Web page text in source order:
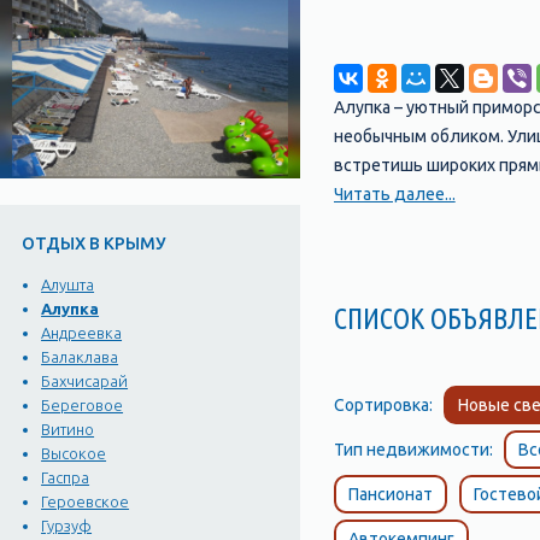
ОТДЫХ В КРЫМУ
Алушта
Алупка
Андреевка
Балаклава
Бахчисарай
Береговое
Витино
Высокое
Гаспра
Героевское
Гурзуф
Алупка – уютный
необычным обликом.
встретишь широких
месте Крыма несложно
Крымского
воздух.
идеальной для
- привлекает около
Туристический бизнес
клубы, дискотеки.
ценителей искусства
Читать далее...
СПИСОК
Сортировка: Новые
Тип недвижимости:
Пансионат